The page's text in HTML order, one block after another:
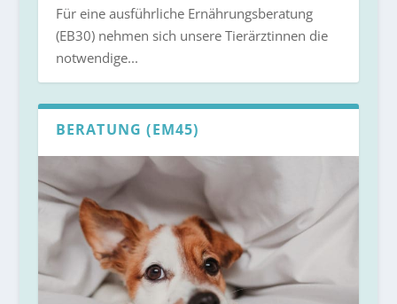
Für eine ausführliche Ernährungsberatung
(EB30) nehmen sich unsere Tierärztinnen die
notwendige...
BERATUNG (EM45)